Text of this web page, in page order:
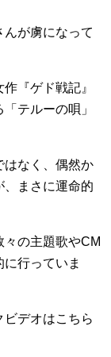
が虜になって
『ゲド戦記』
テルーの唄」
はなく、偶然か
、まさに運命的
の主題歌やCM
行っていま
デオはこちら